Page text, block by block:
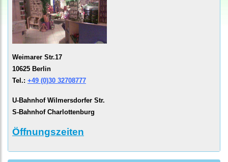
Weimarer Str.17
10625 Berlin
Tel.: +49 (0)30 32708777
U-Bahnhof Wilmersdorfer Str.
S-Bahnhof Charlottenburg
Öffnungszeiten